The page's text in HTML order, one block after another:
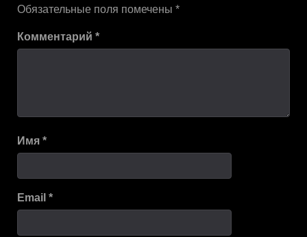
Обязательные поля помечены *
Комментарий *
Имя *
Email *